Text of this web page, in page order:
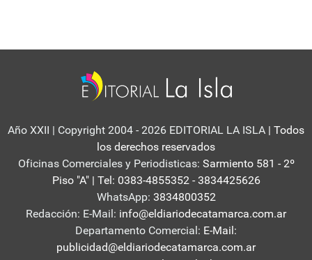
Año XXII | Copyright 2004 - 2026 EDITORIAL LA ISLA | Todos
los derechos reservados
Oficinas Comerciales y Periodisticas: Sarmiento 581 - 2º
Piso "A" | Tel: 0383-4855352 - 3834425626
WhatsApp: 3834800352
Redacción: E-Mail: info@eldiariodecatamarca.com.ar
Departamento Comercial: E-Mail:
publicidad@eldiariodecatamarca.com.ar